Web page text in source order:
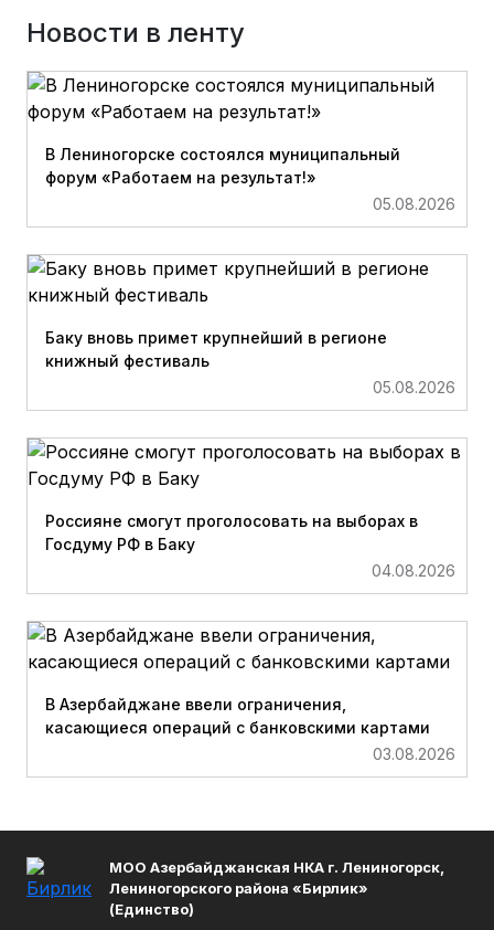
Новости в ленту
В Лениногорске состоялся муниципальный
форум «Работаем на результат!»
05.08.2026
Баку вновь примет крупнейший в регионе
книжный фестиваль
05.08.2026
Россияне смогут проголосовать на выборах в
Госдуму РФ в Баку
04.08.2026
В Азербайджане ввели ограничения,
касающиеся операций с банковскими картами
03.08.2026
МОО Азербайджанская НКА г. Лениногорск,
Лениногорского района «Бирлик»
(Единство)